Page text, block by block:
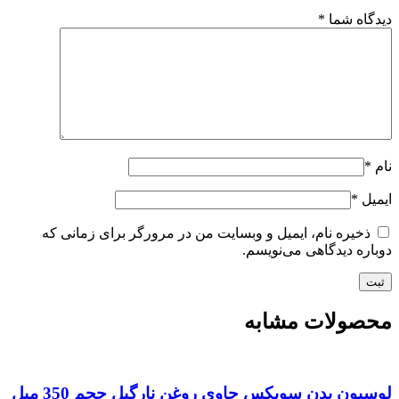
شما*
*
*
ذخیره نام، ایمیل و وبسایت من در مرورگر برای زمانی که
دیدگاهی می‌نویسم.
مشابه
بدن سوپکس حاوی روغن نارگیل حجم 350 میل